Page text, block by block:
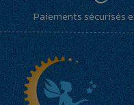
Paiements sécurisés